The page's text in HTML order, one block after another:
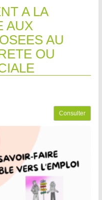
A LA
AUX
AU
OU
Consulter